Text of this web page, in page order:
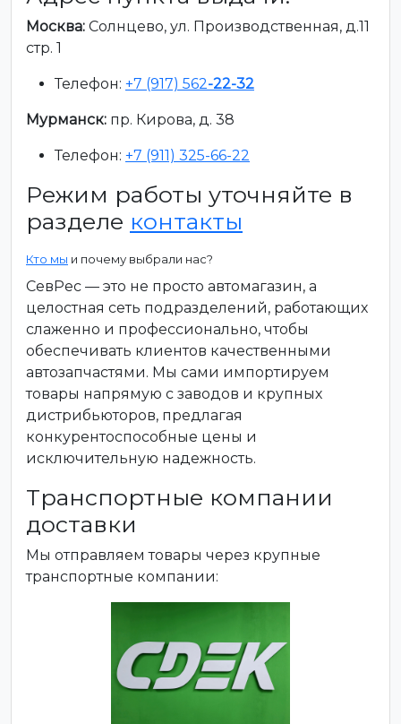
Москва: Солнцево, ул. Производственная, д.11
стр. 1
Телефон: +7 (917) 562-22-32
Мурманск: пр. Кирова, д. 38
Телефон: +7 (911) 325-66-22
Режим работы уточняйте в
разделе контакты
Кто мы и почему выбрали нас?
СевРес — это не просто автомагазин, а
целостная сеть подразделений, работающих
слаженно и профессионально, чтобы
обеспечивать клиентов качественными
автозапчастями. Мы сами импортируем
товары напрямую с заводов и крупных
дистрибьюторов, предлагая
конкурентоспособные цены и
исключительную надежность.
Транспортные компании
доставки
Мы отправляем товары через крупные
транспортные компании: